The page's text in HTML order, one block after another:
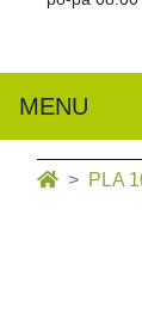
MENU
PLA